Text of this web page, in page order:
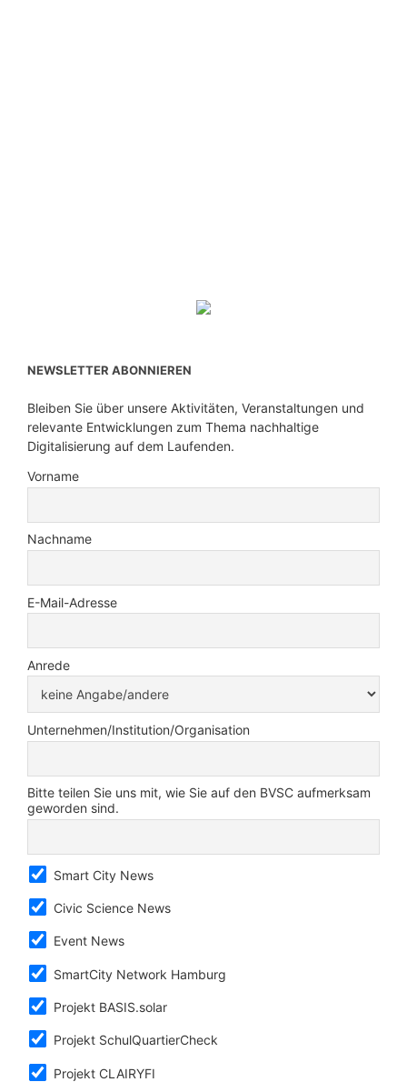
NEWSLETTER ABONNIEREN
Bleiben Sie über unsere Aktivitäten, Veranstaltungen und
relevante Entwicklungen zum Thema nachhaltige
Digitalisierung auf dem Laufenden.
Vorname
Nachname
E-Mail-Adresse
Anrede
Unternehmen/Institution/Organisation
Bitte teilen Sie uns mit, wie Sie auf den BVSC aufmerksam
geworden sind.
Smart City News
Civic Science News
Event News
SmartCity Network Hamburg
Projekt BASIS.solar
Projekt SchulQuartierCheck
Projekt CLAIRYFI